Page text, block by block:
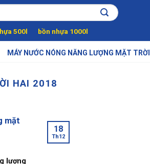
500l bồn nhựa 1000l
MÁY NƯỚC NÓNG NĂNG LƯỢNG MẶT TRỜI
HAI 2018
mặt
lượng
18
Th12